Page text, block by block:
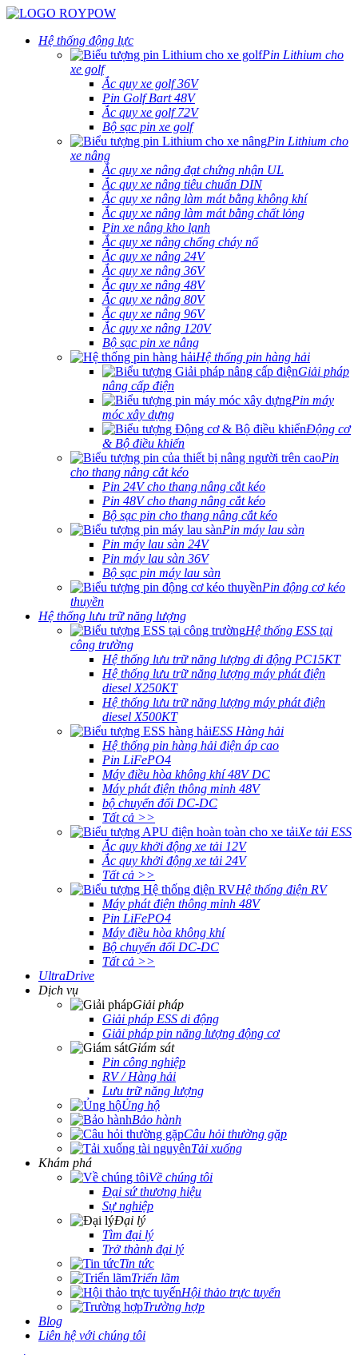
Hệ thống động lực
Pin Lithium cho
xe golf
Ắc quy xe golf 36V
Pin Golf Bart 48V
Ắc quy xe golf 72V
Bộ sạc pin xe golf
Pin Lithium cho
xe nâng
Ắc quy xe nâng đạt chứng nhận UL
Ắc quy xe nâng tiêu chuẩn DIN
Ắc quy xe nâng làm mát bằng không khí
Ắc quy xe nâng làm mát bằng chất lỏng
Pin xe nâng kho lạnh
Ắc quy xe nâng chống cháy nổ
Ắc quy xe nâng 24V
Ắc quy xe nâng 36V
Ắc quy xe nâng 48V
Ắc quy xe nâng 80V
Ắc quy xe nâng 96V
Ắc quy xe nâng 120V
Bộ sạc pin xe nâng
Hệ thống pin hàng hải
Giải pháp
nâng cấp điện
Pin máy
móc xây dựng
Động cơ
& Bộ điều khiển
Pin
cho thang nâng cắt kéo
Pin 24V cho thang nâng cắt kéo
Pin 48V cho thang nâng cắt kéo
Bộ sạc pin cho thang nâng cắt kéo
Pin máy lau sàn
Pin máy lau sàn 24V
Pin máy lau sàn 36V
Bộ sạc pin máy lau sàn
Pin động cơ kéo
thuyền
Hệ thống lưu trữ năng lượng
Hệ thống ESS tại
công trường
Hệ thống lưu trữ năng lượng di động PC15KT
Hệ thống lưu trữ năng lượng máy phát điện
diesel X250KT
Hệ thống lưu trữ năng lượng máy phát điện
diesel X500KT
ESS Hàng hải
Hệ thống pin hàng hải điện áp cao
Pin LiFePO4
Máy điều hòa không khí 48V DC
Máy phát điện thông minh 48V
bộ chuyển đổi DC-DC
Tất cả >>
Xe tải ESS
Ắc quy khởi động xe tải 12V
Ắc quy khởi động xe tải 24V
Tất cả >>
Hệ thống điện RV
Máy phát điện thông minh 48V
Pin LiFePO4
Máy điều hòa không khí
Bộ chuyển đổi DC-DC
Tất cả >>
UltraDrive
Dịch vụ
Giải pháp
Giải pháp ESS di động
Giải pháp pin năng lượng động cơ
Giám sát
Pin công nghiệp
RV / Hàng hải
Lưu trữ năng lượng
Ủng hộ
Bảo hành
Câu hỏi thường gặp
Tải xuống
Khám phá
Về chúng tôi
Đại sứ thương hiệu
Sự nghiệp
Đại lý
Tìm đại lý
Trở thành đại lý
Tin tức
Triển lãm
Hội thảo trực tuyến
Trường hợp
Blog
Liên hệ với chúng tôi